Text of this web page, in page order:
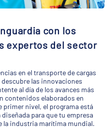
con los
expertos del sector
en el transporte de cargas
las innovaciones
al día de los avances más
contenidos elaborados en
nivel, el programa está
para que tu empresa
la industria marítima mundial.